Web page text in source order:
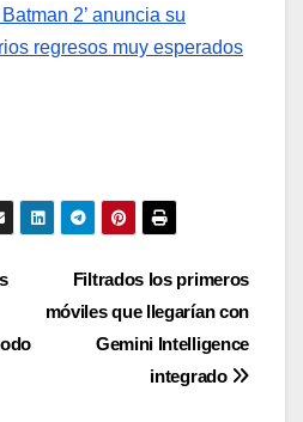
Batman 2’ anuncia su
regresos muy esperados
Filtrados los primeros
móviles que llegarían con
Gemini Intelligence
integrado